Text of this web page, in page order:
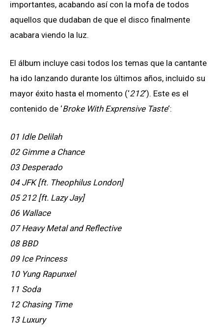
importantes, acabando así con la mofa de todos
aquellos que dudaban de que el disco finalmente
acabara viendo la luz.
El álbum incluye casi todos los temas que la cantante
ha ido lanzando durante los últimos años, incluido su
mayor éxito hasta el momento (‘212‘). Este es el
contenido de ‘Broke With Exprensive Taste‘:
01 Idle Delilah
02 Gimme a Chance
03 Desperado
04 JFK [ft. Theophilus London]
05 212 [ft. Lazy Jay]
06 Wallace
07 Heavy Metal and Reflective
08 BBD
09 Ice Princess
10 Yung Rapunxel
11 Soda
12 Chasing Time
13 Luxury